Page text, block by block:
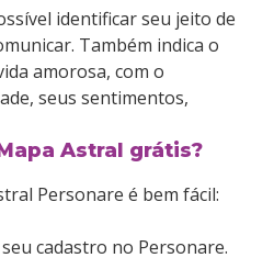
Fale conosco.
identificar seu jeito de
Também indica o
amorosa, com o
seus sentimentos,
Astral grátis?
Personare é bem fácil:
cadastro no Personare.